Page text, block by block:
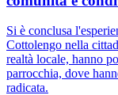
Si è conclusa
Cottolengo nella
realtà locale, hanno
parrocchia, dove
radicata.